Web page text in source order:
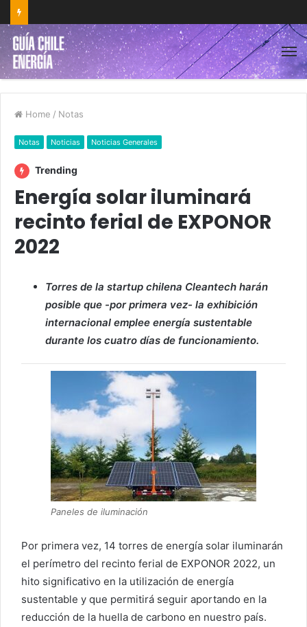
Home / Notas
Notas Noticias Noticias Generales
Trending
Energía solar iluminará
recinto ferial de EXPONOR
2022
Torres de la startup chilena Cleantech harán
posible que -por primera vez- la exhibición
internacional emplee energía sustentable
durante los cuatro días de funcionamiento.
Paneles de iluminación
Por primera vez, 14 torres de energía solar iluminarán
el perímetro del recinto ferial de EXPONOR 2022, un
hito significativo en la utilización de energía
sustentable y que permitirá seguir aportando en la
reducción de la huella de carbono en nuestro país.